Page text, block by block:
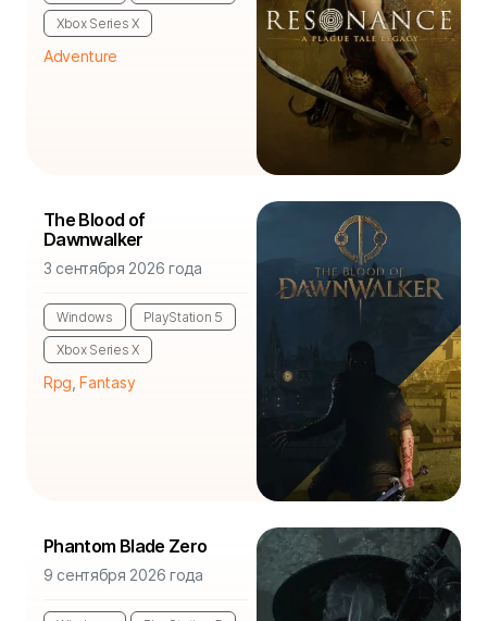
Xbox Series X
Adventure
The Blood of
Dawnwalker
3 сентября 2026 года
Windows PlayStation 5
Xbox Series X
Rpg ,Fantasy
Phantom Blade Zero
9 сентября 2026 года